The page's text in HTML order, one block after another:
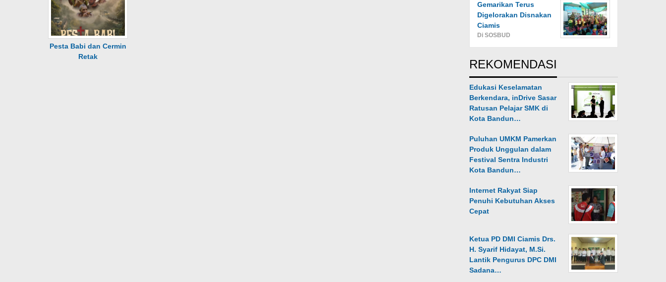
Pesta Babi dan Cermin
Retak
Gemarikan Terus
Digelorakan Disnakan
Ciamis
Di SOSBUD
REKOMENDASI
Edukasi Keselamatan
Berkendara, inDrive Sasar
Ratusan Pelajar SMK di
Kota Bandun…
Puluhan UMKM Pamerkan
Produk Unggulan dalam
Festival Sentra Industri
Kota Bandun…
Internet Rakyat Siap
Penuhi Kebutuhan Akses
Cepat
Ketua PD DMI Ciamis Drs.
H. Syarif Hidayat, M.Si.
Lantik Pengurus DPC DMI
Sadana…